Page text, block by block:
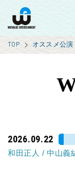
TOP オススメ公演
2026.09.22
和田正人 /中山義